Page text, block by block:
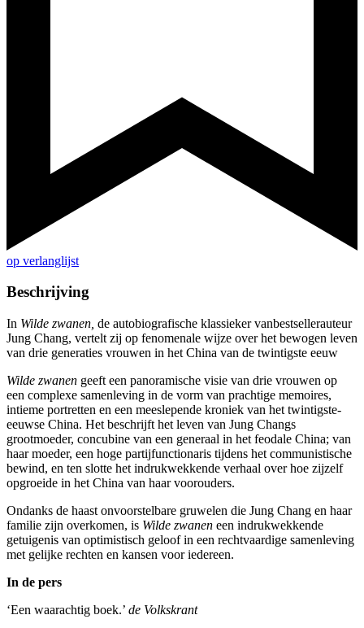
op verlanglijst
Beschrijving
In Wilde zwanen, de autobiografische klassieker vanbestsellerauteur
Jung Chang, vertelt zij op fenomenale wijze over het bewogen leven
van drie generaties vrouwen in het China van de twintigste eeuw
Wilde zwanen geeft een panoramische visie van drie vrouwen op
een complexe samenleving in de vorm van prachtige memoires,
intieme portretten en een meeslepende kroniek van het twintigste-
eeuwse China. Het beschrijft het leven van Jung Changs
grootmoeder, concubine van een generaal in het feodale China; van
haar moeder, een hoge partijfunctionaris tijdens het communistische
bewind, en ten slotte het indrukwekkende verhaal over hoe zijzelf
opgroeide in het China van haar voorouders.
Ondanks de haast onvoorstelbare gruwelen die Jung Chang en haar
familie zijn overkomen, is Wilde zwanen een indrukwekkende
getuigenis van optimistisch geloof in een rechtvaardige samenleving
met gelijke rechten en kansen voor iedereen.
In de pers
‘Een waarachtig boek.’ de Volkskrant